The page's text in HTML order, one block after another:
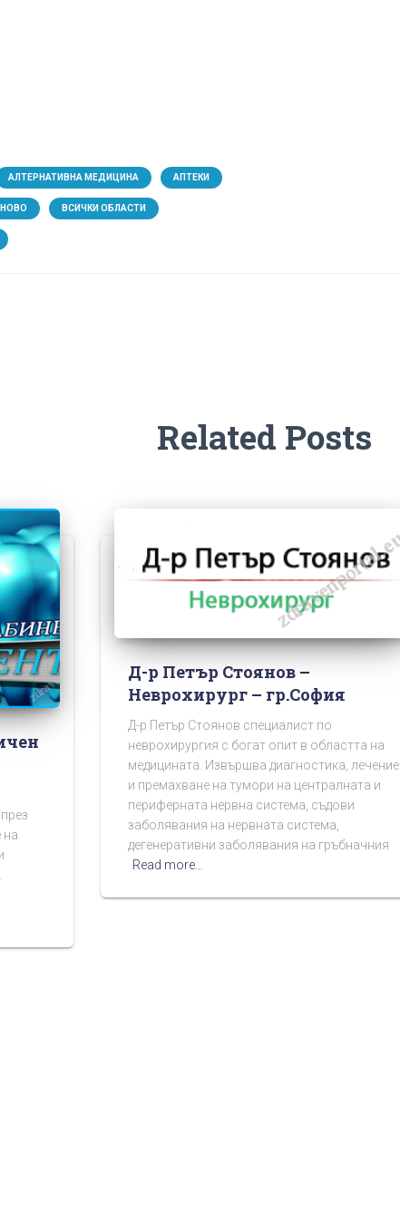
АЛТЕРНАТИВНА МЕДИЦИНА АПТЕКИ
ВСИЧКИ ОБЛАСТИ
Related Posts
на
Д-р Петър Стоянов –
Неврохирург – гр.София
Д-р Петър Стоянов специалист по
неврохирургия с богат опит в областта на
медицината. Извършва диагностика, лечение
и премахване на тумори на централната и
периферната нервна система, съдови
заболявания на нервната система,
дегенеративни заболявания на гръбначния
Read more…